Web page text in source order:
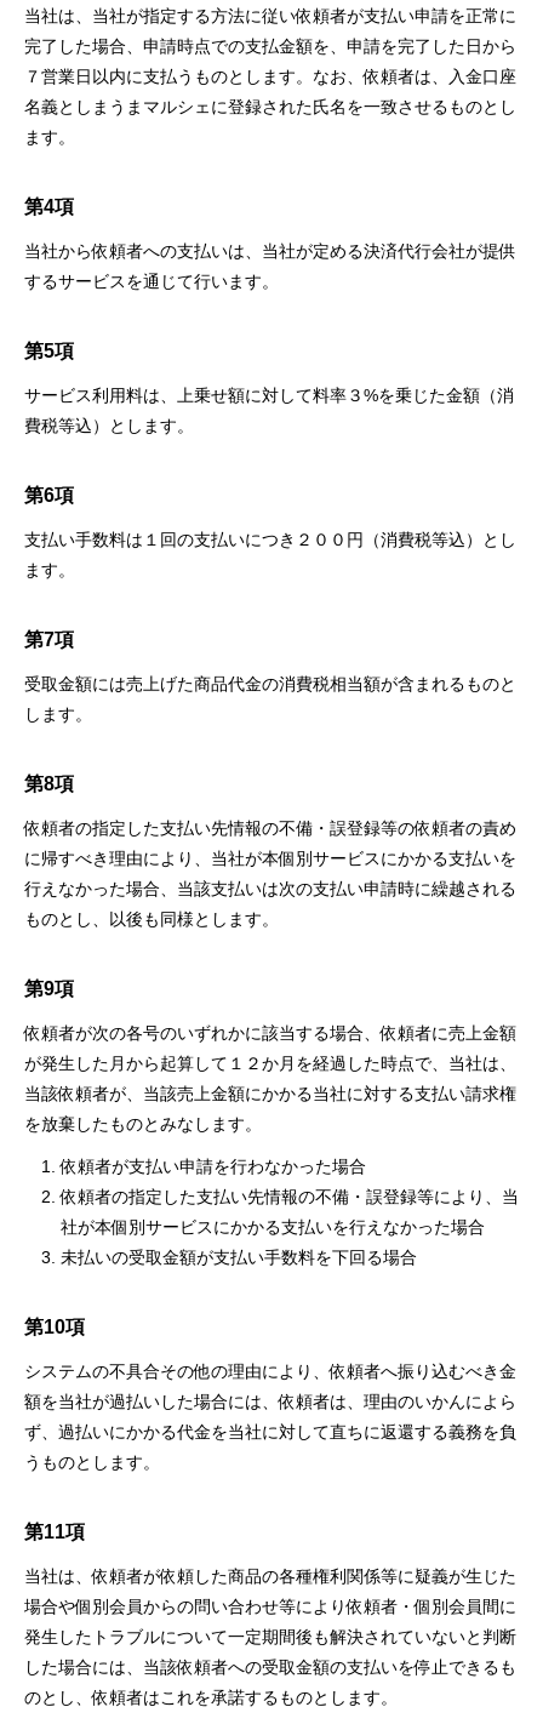
当社は、当社が指定する⽅法に従い依頼者が⽀払い申請を正常に
完了した場合、申請時点での⽀払⾦額を、申請を完了した⽇から
７営業⽇以内に⽀払うものとします。なお、依頼者は、⼊⾦⼝座
名義としまうまマルシェに登録された⽒名を⼀致させるものとし
ます。
第4項
当社から依頼者への⽀払いは、当社が定める決済代⾏会社が提供
するサービスを通じて⾏います。
第5項
サービス利⽤料は、上乗せ額に対して料率３%を乗じた⾦額（消
費税等込）とします。
第6項
⽀払い⼿数料は１回の⽀払いにつき２００円（消費税等込）とし
ます。
第7項
受取⾦額には売上げた商品代⾦の消費税相当額が含まれるものと
します。
第8項
依頼者の指定した⽀払い先情報の不備・誤登録等の依頼者の責め
に帰すべき理由により、当社が本個別サービスにかかる⽀払いを
⾏えなかった場合、当該⽀払いは次の⽀払い申請時に繰越される
ものとし、以後も同様とします。
第9項
依頼者が次の各号のいずれかに該当する場合、依頼者に売上⾦額
が発⽣した⽉から起算して１２か⽉を経過した時点で、当社は、
当該依頼者が、当該売上⾦額にかかる当社に対する⽀払い請求権
を放棄したものとみなします。
依頼者が⽀払い申請を⾏わなかった場合
依頼者の指定した⽀払い先情報の不備・誤登録等により、当
社が本個別サービスにかかる⽀払いを⾏えなかった場合
未払いの受取⾦額が⽀払い⼿数料を下回る場合
第10項
システムの不具合その他の理由により、依頼者へ振り込むべき⾦
額を当社が過払いした場合には、依頼者は、理由のいかんによら
ず、過払いにかかる代⾦を当社に対して直ちに返還する義務を負
うものとします。
第11項
当社は、依頼者が依頼した商品の各種権利関係等に疑義が⽣じた
場合や個別会員からの問い合わせ等により依頼者・個別会員間に
発⽣したトラブルについて⼀定期間後も解決されていないと判断
した場合には、当該依頼者への受取⾦額の⽀払いを停⽌できるも
のとし、依頼者はこれを承諾するものとします。